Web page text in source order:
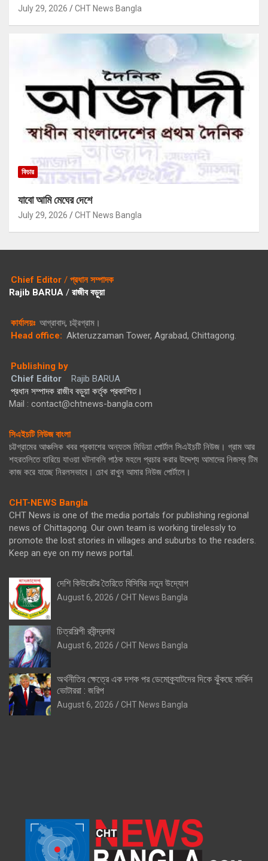
July 29, 2026 CHT News Bangla
ফিচার
যাবো আমি মেঘের দেশে
July 29, 2026 CHT News Bangla
Chief Editor / প্রধান সম্পাদক
Rajib BARUA / রাজীব বড়ুয়া
কার্যালয়ঃ আগ্রাবাদ, চট্ট্রগ্রাম।
Head office: Akteruzzaman Tower, Agrabad, Chittagong.
Publishing by
Chief Editor
Rajib BARUA
প্রধান সম্পাদক রাজীব বড়ুয়া কর্তৃক প্রকাশিত।
Mail : contact@chtnews-bangla.com
সিএইচটি নিউজ বাংলা
চট্টগ্রামের আঞ্চলিক খবর প্রকাশের অন্যতম মিডিয়া পোর্টাল সিএইচটি নিউজ। গ্রাম আর
শহরতলিতে হারিয়ে যাওয়া ঘটনাবলি পাঠক মহলে প্রচার করার উদ্দেশ্য আমাদের নিজস্ব টিম
কাজ করে যাচ্ছে নিরলসভাবে। চোখ রাখুন আমার নিউজ পোর্টালে।
CHT-NEWS Bangla
CHT News is one of the media portals for publishing regional
news of Chittagong. Our own team is working tirelessly to
promote the lost stories in villages and suburbs to the readers.
Keep an eye on my news portal.
দেশি কিউরেটর তৈরিতে বিসিবির নতুন উদ্যোগ
August 6, 2026 CHT News Bangla
চিত্রশিল্পী রবীন্দ্রনাথ
August 6, 2026 CHT News Bangla
অর্থনীতির ক্ষেত্রে এক দশক পর ডেমোক্র্যাটদের দিকে ঝুঁকছে মার্কিন
ভোটাররা : জরিপ
August 6, 2026 CHT News Bangla